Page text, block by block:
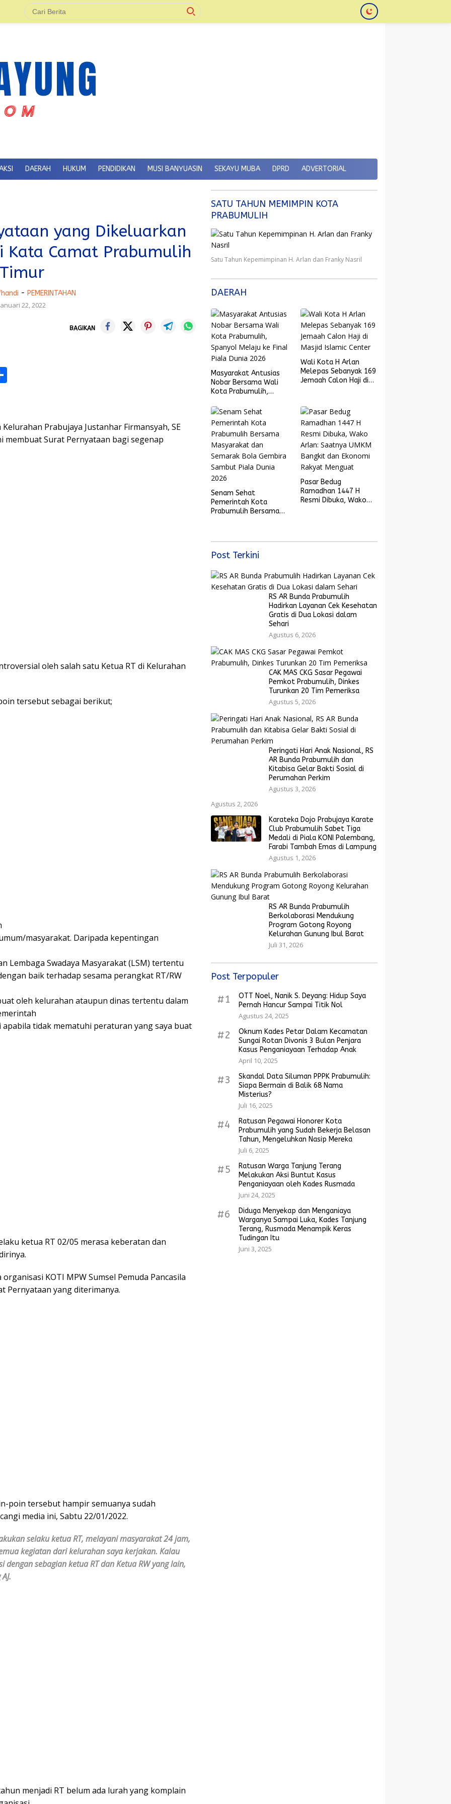
DAERAH HUKUM PENDIDIKAN MUSI BANYUASIN SEKAYU MUBA DPRD ADVERTORIAL
yang Dikeluarkan
Kata Camat Prabumulih
Timur
- PEMERINTAHAN
22, 2022
BAGIKAN
e
Prabujaya Justanhar Firmansyah, SE
Surat Pernyataan bagi segenap
oleh salah satu Ketua RT di Kelurahan
tersebut sebagai berikut;
masyarakat. Daripada kepentingan
Lembaga Swadaya Masyarakat (LSM) tertentu
baik terhadap sesama perangkat RT/RW
oleh kelurahan ataupun dinas tertentu dalam
tidak mematuhi peraturan yang saya buat
ketua RT 02/05 merasa keberatan dan
KOTI MPW Sumsel Pemuda Pancasila
Pernyataan yang diterimanya.
poin tersebut hampir semuanya sudah
media ini, Sabtu 22/01/2022.
selaku ketua RT, melayani masyarakat 24 jam,
kegiatan dari kelurahan saya kerjakan. Kalau
sebagian ketua RT dan Ketua RW yang lain,
menjadi RT belum ada lurah yang komplain
SATU TAHUN MEMIMPIN KOTA
PRABUMULIH
Satu Tahun Kepemimpinan H. Arlan dan Franky Nasril
DAERAH
Masyarakat Antusias
Nobar Bersama Wali
Kota Prabumulih,
Final Piala Dunia 2026
Wali Kota H Arlan
Melepas Sebanyak 169
Jemaah Calon Haji di
Senam Sehat
Pemerintah Kota
Prabumulih Bersama
Pasar Bedug
Ramadhan 1447 H
Resmi Dibuka, Wako
Post Terkini
RS AR Bunda Prabumulih
Hadirkan Layanan Cek Kesehatan
Gratis di Dua Lokasi dalam
Sehari
Agustus 6, 2026
CAK MAS CKG Sasar Pegawai
Pemkot Prabumulih, Dinkes
Turunkan 20 Tim Pemeriksa
Agustus 5, 2026
Peringati Hari Anak Nasional, RS
AR Bunda Prabumulih dan
Kitabisa Gelar Bakti Sosial di
Perumahan Perkim
Agustus 3, 2026
Agustus 2, 2026
Karateka Dojo Prabujaya Karate
Club Prabumulih Sabet Tiga
Medali di Piala KONI Palembang,
Farabi Tambah Emas di Lampung
Agustus 1, 2026
RS AR Bunda Prabumulih
Berkolaborasi Mendukung
Program Gotong Royong
Kelurahan Gunung Ibul Barat
Juli 31, 2026
Post Terpopuler
#1
OTT Noel, Nanik S. Deyang: Hidup Saya
Pernah Hancur Sampai Titik Nol
Agustus 24, 2025
#2
Oknum Kades Petar Dalam Kecamatan
Sungai Rotan Divonis 3 Bulan Penjara
Kasus Penganiayaan Terhadap Anak
April 10, 2025
#3
Skandal Data Siluman PPPK Prabumulih:
Siapa Bermain di Balik 68 Nama
Misterius?
Juli 16, 2025
#4
Ratusan Pegawai Honorer Kota
Prabumulih yang Sudah Bekerja Belasan
Tahun, Mengeluhkan Nasip Mereka
Juli 6, 2025
#5
Ratusan Warga Tanjung Terang
Melakukan Aksi Buntut Kasus
Penganiayaan oleh Kades Rusmada
Juni 24, 2025
#6
Diduga Menyekap dan Menganiaya
Warganya Sampai Luka, Kades Tanjung
Terang, Rusmada Menampik Keras
Tudingan Itu
Juni 3, 2025